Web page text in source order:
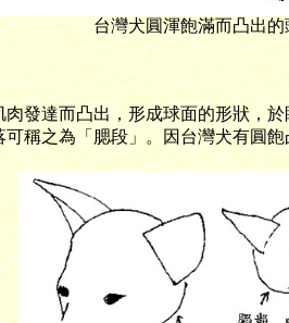
台灣犬圓渾飽滿而凸出的
達而凸出，形成球面的形狀，於
可稱之為「腮段」。因台灣犬有圓